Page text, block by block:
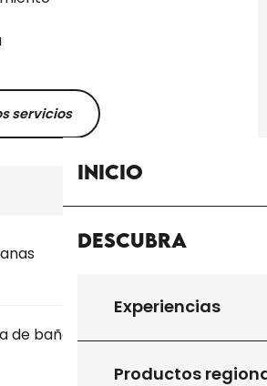
Inicio
Descubra
Experiencias
Productos
servicios
de baño